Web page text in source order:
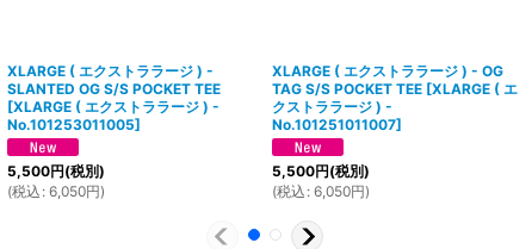
XLARGE ( エクストララージ ) -
SLANTED OG S/S POCKET TEE
[XLARGE ( エクストララージ ) -
No.101253011005]
5,500円(税別)
(税込 : 6,050円)
XLARGE ( エクストララージ ) - OG
TAG S/S POCKET TEE [XLARGE ( エ
クストララージ ) -
No.101251011007]
5,500円(税別)
(税込 : 6,050円)